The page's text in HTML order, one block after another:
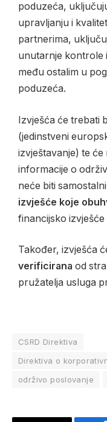
poduzeća,
upravljanju i
partnerima,
unutarnje kontrole
među ostalim u
poduzeća.
Izvješća će trebati
(jedinstveni
izvještavanje) te će
informacije o
neće biti
izvješće koje
financijsko
Također, izvješća
verificirana od
pružatelja usluga
CSRD Direktiva
Direktiva o
održivo poslovanje